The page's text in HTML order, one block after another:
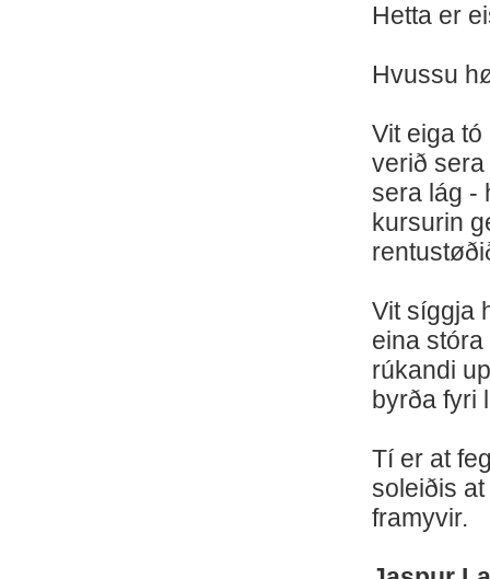
Hetta er
Hvussu
Vit eiga
verið
sera lág -
kursurin
Vit síggja
eina
rúkandi
byrða fyri
Tí er at
soleiðis
framyvir.